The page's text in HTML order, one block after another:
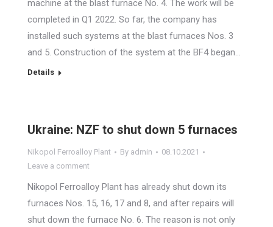
machine at the blast furnace No. 4. The work will be
completed in Q1 2022. So far, the company has
installed such systems at the blast furnaces Nos. 3
and 5. Construction of the system at the BF4 began…
Details
Ukraine: NZF to shut down 5 furnaces
Nikopol Ferroalloy Plant By admin
08.10.2021
Leave a comment
Nikopol Ferroalloy Plant has already shut down its
furnaces Nos. 15, 16, 17 and 8, and after repairs will
shut down the furnace No. 6. The reason is not only